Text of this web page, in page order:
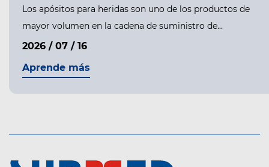
Los apósitos para heridas son uno de los productos de
mayor volumen en la cadena de suministro de...
2026 / 07 / 16
Aprende más